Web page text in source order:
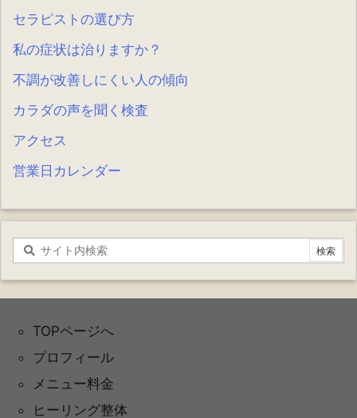
セラピストの選び方
私の症状は治りますか？
不調が改善しにくい人の傾向
カラダの声を聞く検査
アクセス
営業日カレンダー
TOPページへ
プロフィール
メニュー料金
ヒーリング整体